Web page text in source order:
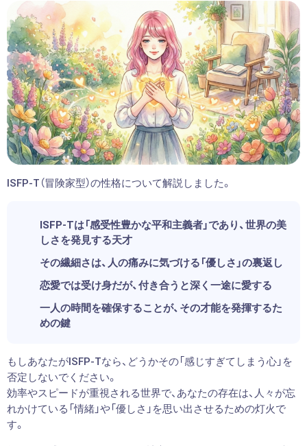
ISFP-T（冒険家型）の性格について解説しました。
ISFP-Tは「感受性豊かな平和主義者」であり、世界の美
しさを発見する天才
その繊細さは、人の痛みに気づける「優しさ」の裏返し
恋愛では受け身だが、付き合うと深く一途に愛する
一人の時間を確保することが、その才能を発揮するた
めの鍵
もしあなたがISFP-Tなら、どうかその「感じすぎてしまう心」を
否定しないでください。
効率やスピードが重視される世界で、あなたの存在は、人々が忘
れかけている「情緒」や「優しさ」を思い出させるための灯火で
す。